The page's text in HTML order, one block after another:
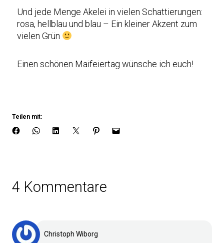
Und jede Menge Akelei in vielen Schattierungen:
rosa, hellblau und blau – Ein kleiner Akzent zum
vielen Grün
Einen schönen Maifeiertag wünsche ich euch!
Teilen mit:
4 Kommentare
Christoph Wiborg